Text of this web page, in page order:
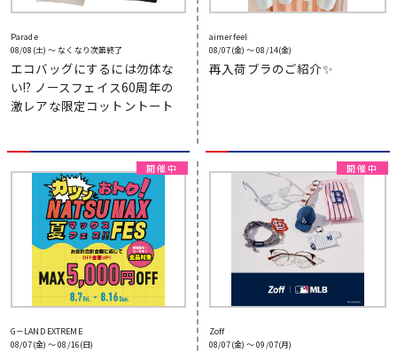
Parade
08/08(土) 〜 なくなり次第終了
エコバッグにするには勿体な
い!? ノースフェイス60周年の
激レアな限定コットントート
aimerfeel
08/07(金) 〜 08/14(金)
再入荷ブラのご紹介✨️
G－LAND EXTREME
08/07(金) 〜 08/16(日)
Zoff
08/07(金) 〜 09/07(月)